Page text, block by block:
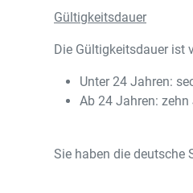
Gültigkeitsdauer
Die Gültigkeitsdauer ist
Unter 24 Jahren:
Ab 24 Jahren:
Sie haben die deutsche